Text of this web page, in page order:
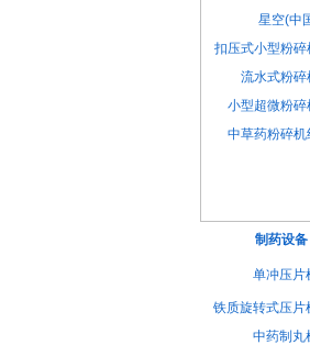
星空(中
扣压式小型粉碎
流水式粉碎
小型超微粉碎
中草药粉碎机
制药设备
单冲压片
铁质旋转式压片
中药制丸